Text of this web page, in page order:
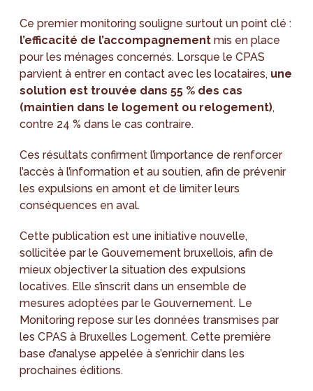
Ce premier monitoring souligne surtout un point clé :
l’efficacité de l’accompagnement mis en place
pour les ménages concernés. Lorsque le CPAS
parvient à entrer en contact avec les locataires, une
solution est trouvée dans 55 % des cas
(maintien dans le logement ou relogement),
contre 24 % dans le cas contraire.
Ces résultats confirment l’importance de renforcer
l’accès à l’information et au soutien, afin de prévenir
les expulsions en amont et de limiter leurs
conséquences en aval.
Cette publication est une initiative nouvelle,
sollicitée par le Gouvernement bruxellois, afin de
mieux objectiver la situation des expulsions
locatives. Elle s’inscrit dans un ensemble de
mesures adoptées par le Gouvernement. Le
Monitoring repose sur les données transmises par
les CPAS à Bruxelles Logement. Cette première
base d’analyse appelée à s’enrichir dans les
prochaines éditions.